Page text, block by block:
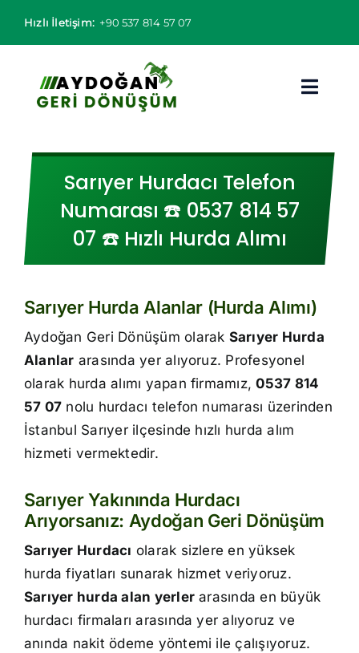
Hızlı İletişim: +90 537 814 57 07
Hurda Fiyatları
Hizmet Bölgeleri
Hakkımızda
İletişim
Sarıyer Hurdacı Telefon
Numarası ☎️ 0537 814 57
07 ☎️ Hızlı Hurda Alımı
Sarıyer Hurda Alanlar (Hurda Alımı)
Aydoğan Geri Dönüşüm olarak Sarıyer Hurda
Alanlar arasında yer alıyoruz. Profesyonel
olarak hurda alımı yapan firmamız,0537 814
57 07 nolu hurdacı telefon numarası üzerinden
İstanbul Sarıyer ilçesinde hızlı hurda alım
hizmeti vermektedir.
Sarıyer Yakınında Hurdacı
Arıyorsanız: Aydoğan Geri Dönüşüm
Sarıyer Hurdacı olarak sizlere en yüksek
hurda fiyatları sunarak hizmet veriyoruz.
Sarıyer hurda alan yerlerarasında en büyük
hurdacı firmaları arasında yer alıyoruz ve
anında nakit ödeme yöntemi ile çalışıyoruz.